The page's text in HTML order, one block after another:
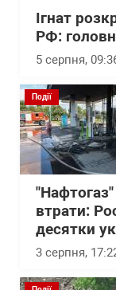
Ігнат
РФ:
5 серпня,
Події
втрати:
десятки
3 серпня,